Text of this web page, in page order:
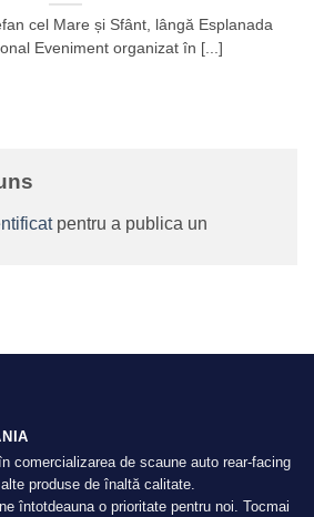
cel Mare și Sfânt, lângă Esplanada
Eveniment organizat în [...]
pentru a publica un
comercializarea de scaune auto rear-facing
produse de înaltă calitate.
întotdeauna o prioritate pentru noi. Tocmai